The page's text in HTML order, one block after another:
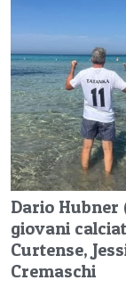
Dario Hubner
giovani
Curtense,
Cremaschi